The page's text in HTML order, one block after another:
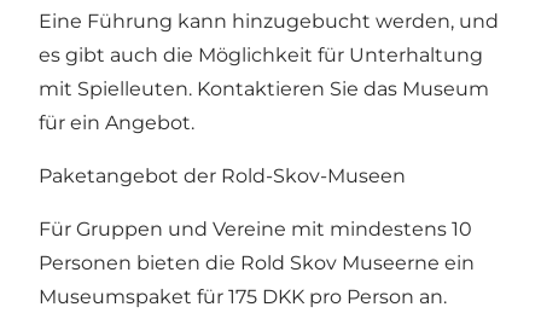
Eine Führung kann hinzugebucht werden, und
es gibt auch die Möglichkeit für Unterhaltung
mit Spielleuten. Kontaktieren Sie das Museum
für ein Angebot.
Paketangebot der Rold-Skov-Museen
Für Gruppen und Vereine mit mindestens 10
Personen bieten die Rold Skov Museerne ein
Museumspaket für 175 DKK pro Person an.